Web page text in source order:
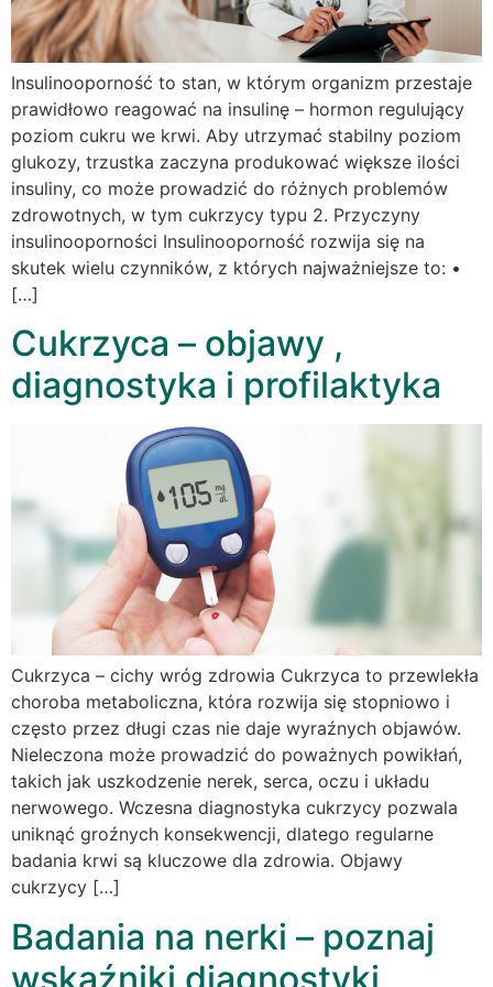
Insulinooporność to stan, w którym organizm przestaje
prawidłowo reagować na insulinę – hormon regulujący
poziom cukru we krwi. Aby utrzymać stabilny poziom
glukozy, trzustka zaczyna produkować większe ilości
insuliny, co może prowadzić do różnych problemów
zdrowotnych, w tym cukrzycy typu 2. Przyczyny
insulinooporności Insulinooporność rozwija się na
skutek wielu czynników, z których najważniejsze to: •
[…]
Cukrzyca – objawy ,
diagnostyka i profilaktyka
Cukrzyca – cichy wróg zdrowia Cukrzyca to przewlekła
choroba metaboliczna, która rozwija się stopniowo i
często przez długi czas nie daje wyraźnych objawów.
Nieleczona może prowadzić do poważnych powikłań,
takich jak uszkodzenie nerek, serca, oczu i układu
nerwowego. Wczesna diagnostyka cukrzycy pozwala
uniknąć groźnych konsekwencji, dlatego regularne
badania krwi są kluczowe dla zdrowia. Objawy
cukrzycy […]
Badania na nerki – poznaj